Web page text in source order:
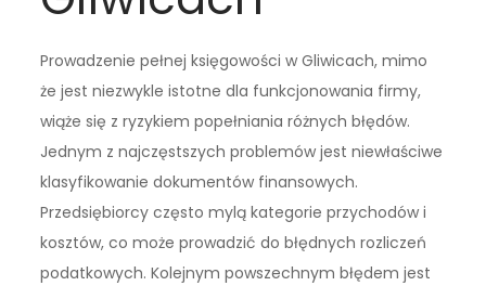
Prowadzenie pełnej księgowości w Gliwicach, mimo
że jest niezwykle istotne dla funkcjonowania firmy,
wiąże się z ryzykiem popełniania różnych błędów.
Jednym z najczęstszych problemów jest niewłaściwe
klasyfikowanie dokumentów finansowych.
Przedsiębiorcy często mylą kategorie przychodów i
kosztów, co może prowadzić do błędnych rozliczeń
podatkowych. Kolejnym powszechnym błędem jest